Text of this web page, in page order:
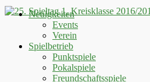
Neuigkeiten
Events
Verein
Spielbetrieb
Punktspiele
Pokalspiele
Freundschaftsspiele